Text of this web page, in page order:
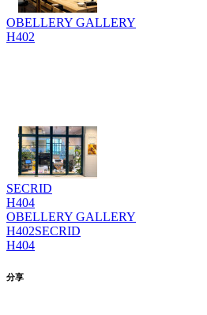
OBELLERY GALLERY
H402
SECRID
H404
OBELLERY GALLERY
H402SECRID
H404
分享